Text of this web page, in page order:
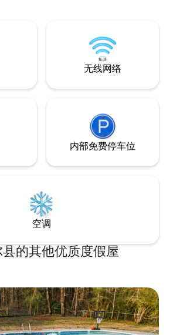
有电视。第二间卧室
因此请勿让幼儿爬上
所有艺术品均来自
无线网络
内部免费停车位
空调
的其他优质度假屋